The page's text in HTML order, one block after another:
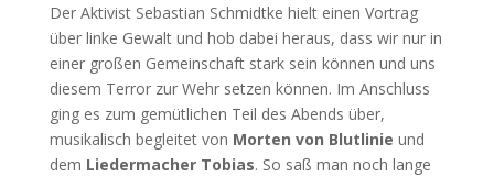
Der Aktivist Sebastian Schmidtke hielt einen Vortrag
über linke Gewalt und hob dabei heraus, dass wir nur in
einer großen Gemeinschaft stark sein können und uns
diesem Terror zur Wehr setzen können. Im Anschluss
ging es zum gemütlichen Teil des Abends über,
musikalisch begleitet von Morten von Blutlinie und
dem Liedermacher Tobias. So saß man noch lange